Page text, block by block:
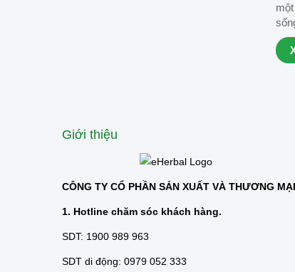
Giới thiệu
CÔNG TY CỔ PHẦN SẢN XUẤT VÀ THƯƠNG
1. Hotline chăm sóc khách hàng.
SDT: 1900 989 963
SDT di động: 0979 052 333